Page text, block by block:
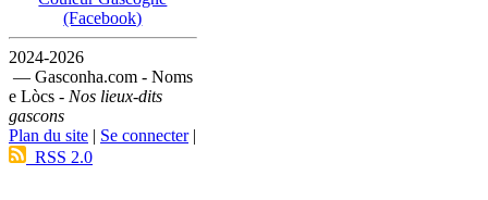
(Facebook)
2024-2026
— Gasconha.com - Noms
e Lòcs - Nos lieux-dits
gascons
Plan du site | Se connecter|
RSS 2.0